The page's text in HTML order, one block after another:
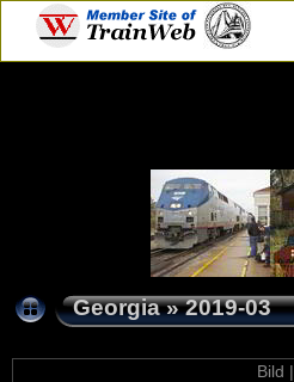
Georgia»2019-03
Bild |